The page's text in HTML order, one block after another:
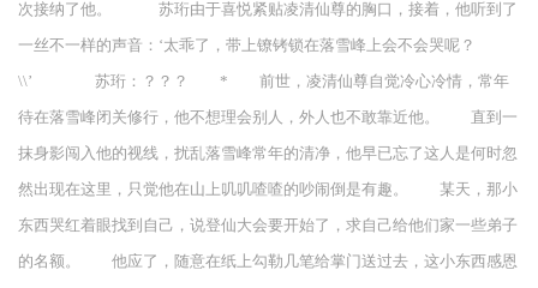
次接纳了他。 苏珩由于喜悦紧贴凌清仙尊的胸口，接着，他听到了
一丝不一样的声音：‘太乖了，带上镣铐锁在落雪峰上会不会哭呢？
\\’ 苏珩：？？？ * 前世，凌清仙尊自觉冷心冷情，常年
待在落雪峰闭关修行，他不想理会别人，外人也不敢靠近他。 直到一
抹身影闯入他的视线，扰乱落雪峰常年的清净，他早已忘了这人是何时忽
然出现在这里，只觉他在山上叽叽喳喳的吵闹倒是有趣。 某天，那小
东西哭红着眼找到自己，说登仙大会要开始了，求自己给他们家一些弟子
的名额。 他应了，随意在纸上勾勒几笔给掌门送过去，这小东西感恩